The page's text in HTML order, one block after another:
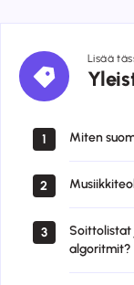
Lisää
Yleistä
1 Miten
2
3
Soittolistat
algoritmit?